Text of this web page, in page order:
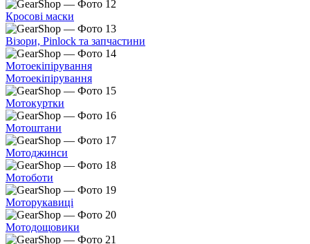
Кросові маски
Візори, Pinlock та запчастини
Мотоекіпірування
Мотоекіпірування
Мотокуртки
Мотоштани
Мотоджинси
Мотоботи
Моторукавиці
Мотодощовики